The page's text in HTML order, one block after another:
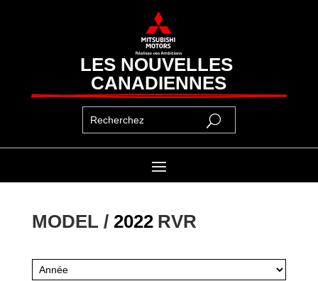
LES NOUVELLES
CANADIENNES
MODEL / 2022 RVR